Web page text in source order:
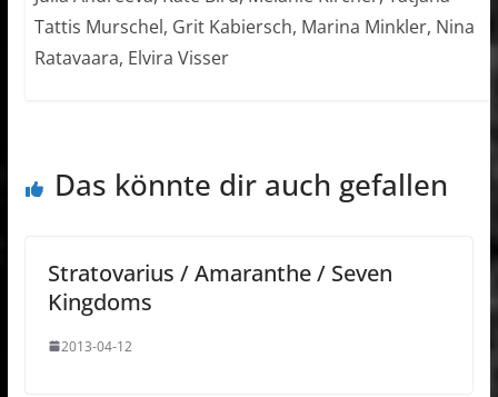
Tattis Murschel, Grit Kabiersch, Marina Minkler, Nina
Ratavaara, Elvira Visser
Das könnte dir auch gefallen
Stratovarius / Amaranthe / Seven
Kingdoms
2013-04-12